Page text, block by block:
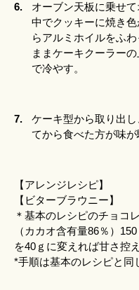
6.
オーブン天板に乗せ
中でクッキーに焼き
らアルミホイルをふ
ままケーキクーラー
で冷やす。
7.
ケーキ型から取り出
てから食べた方が味が
【アレンジレシピ】
【ビターブラウニー】
＊基本のレシピのチョコ
（カカオ含有量86％）
を40ｇに変えれば甘さ控
*手順は基本のレシピと同